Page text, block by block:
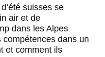
suisses se
air et de
dans les Alpes
compétences dans un
et comment ils